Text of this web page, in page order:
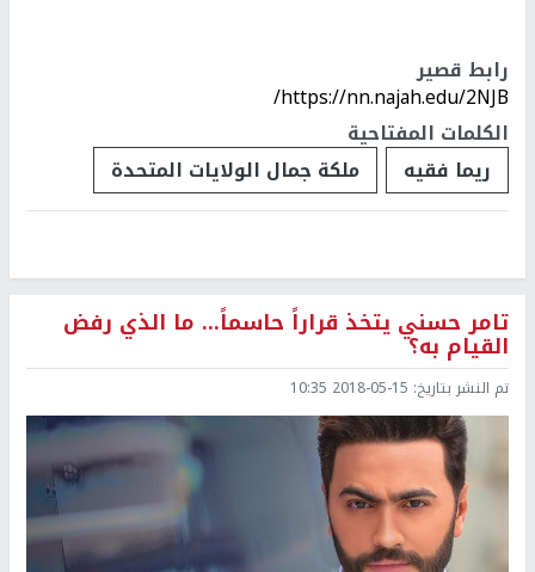
رابط قصير
https://nn.najah.edu/2NJB/
الكلمات المفتاحية
ريما فقيه
ملكة جمال الولايات المتحدة
تامر حسني يتخذ قراراً حاسماً... ما الذي رفض
القيام به؟
تم النشر بتاريخ: 2018-05-15 10:35